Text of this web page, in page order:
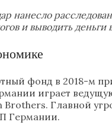
нанесло
и выводить
фонд в 2018-м
играет
Brothers. Главной
Германии.